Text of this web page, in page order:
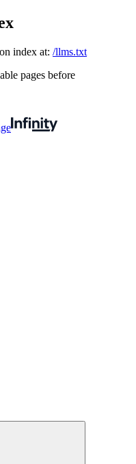
index at: /llms.txt
pages before